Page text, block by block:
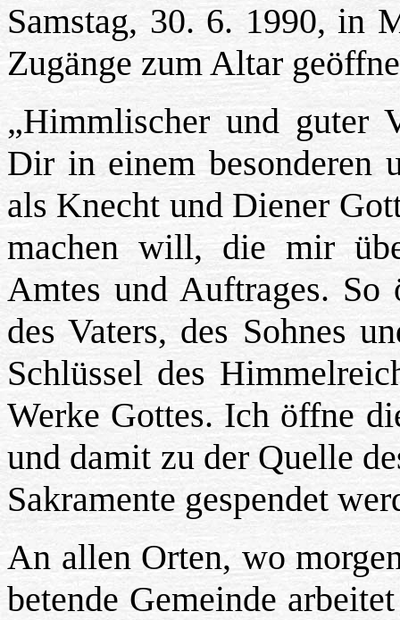
Samstag, 30. 6. 1990, in
Zugänge zum Altar
„Himmlischer und guter
Dir in einem besonderen
als Knecht und Diener
machen will, die mir
Amtes und Auftrages.
des Vaters, des Sohnes
Schlüssel des
Werke Gottes. Ich öffne
und damit zu der Quelle
Sakramente gespendet
An allen Orten, wo
betende Gemeinde